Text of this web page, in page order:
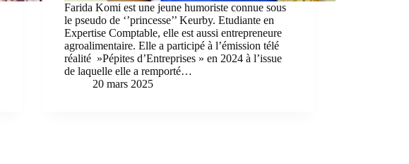
Farida Komi est une jeune humoriste connue sous
le pseudo de ‘’princesse’’ Keurby. Etudiante en
Expertise Comptable, elle est aussi entrepreneure
agroalimentaire. Elle a participé à l’émission télé
réalité »Pépites d’Entreprises » en 2024 à l’issue
de laquelle elle a remporté…
20 mars 2025